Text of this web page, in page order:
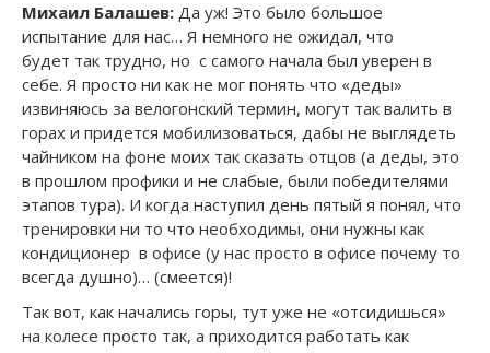
Михаил Балашев: Да уж! Это было большое
испытание для нас… Я немного не ожидал, что
будет так трудно, но с самого начала был уверен в
себе. Я просто ни как не мог понять что «деды»
извиняюсь за велогонский термин, могут так валить в
горах и придется мобилизоваться, дабы не выглядеть
чайником на фоне моих так сказать отцов (а деды, это
в прошлом профики и не слабые, были победителями
этапов тура). И когда наступил день пятый я понял, что
тренировки ни то что необходимы, они нужны как
кондиционер в офисе (у нас просто в офисе почему то
всегда душно)… (смеется)!
Так вот, как начались горы, тут уже не «отсидишься»
на колесе просто так, а приходится работать как